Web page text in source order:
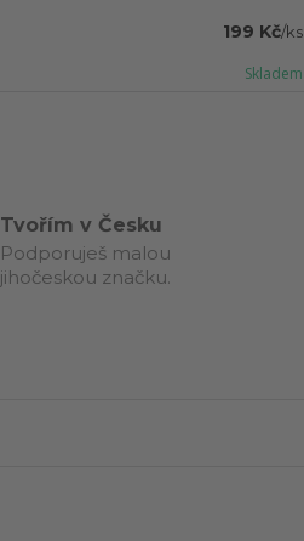
199 Kč/ks
Skladem
Tvořím v Česku
Podporuješ malou
jihočeskou značku.